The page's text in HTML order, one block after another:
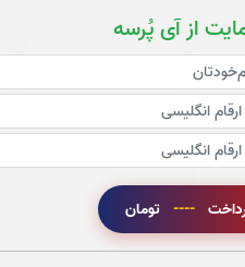
از آی پُرسه
---- تومان
جزء 10
0بار
بار